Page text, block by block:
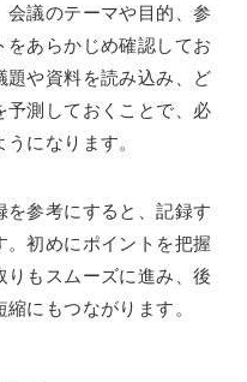
議のテーマや目的、参
をあらかじめ確認してお
題や資料を読み込み、ど
予測しておくことで、必
になります。
を参考にすると、記録す
初めにポイントを把握
りもスムーズに進み、後
にもつながります。